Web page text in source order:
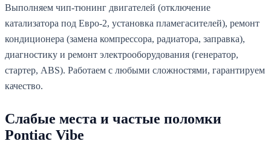
Выполняем чип-тюнинг двигателей (отключение
катализатора под Евро-2, установка пламегасителей), ремонт
кондиционера (замена компрессора, радиатора, заправка),
диагностику и ремонт электрооборудования (генератор,
стартер, ABS). Работаем с любыми сложностями, гарантируем
качество.
Слабые места и частые поломки
Pontiac Vibe